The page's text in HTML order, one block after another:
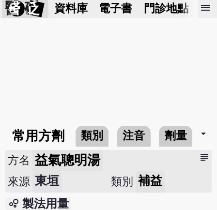
醫 砭 資料庫 電子書 門診地點 預
menu
常用方劑 類別 注音 劑量 arrow_drop_down
subject
方名 益氣聰明湯
來源 東垣 類別 補益
bubble_chart 製法用量